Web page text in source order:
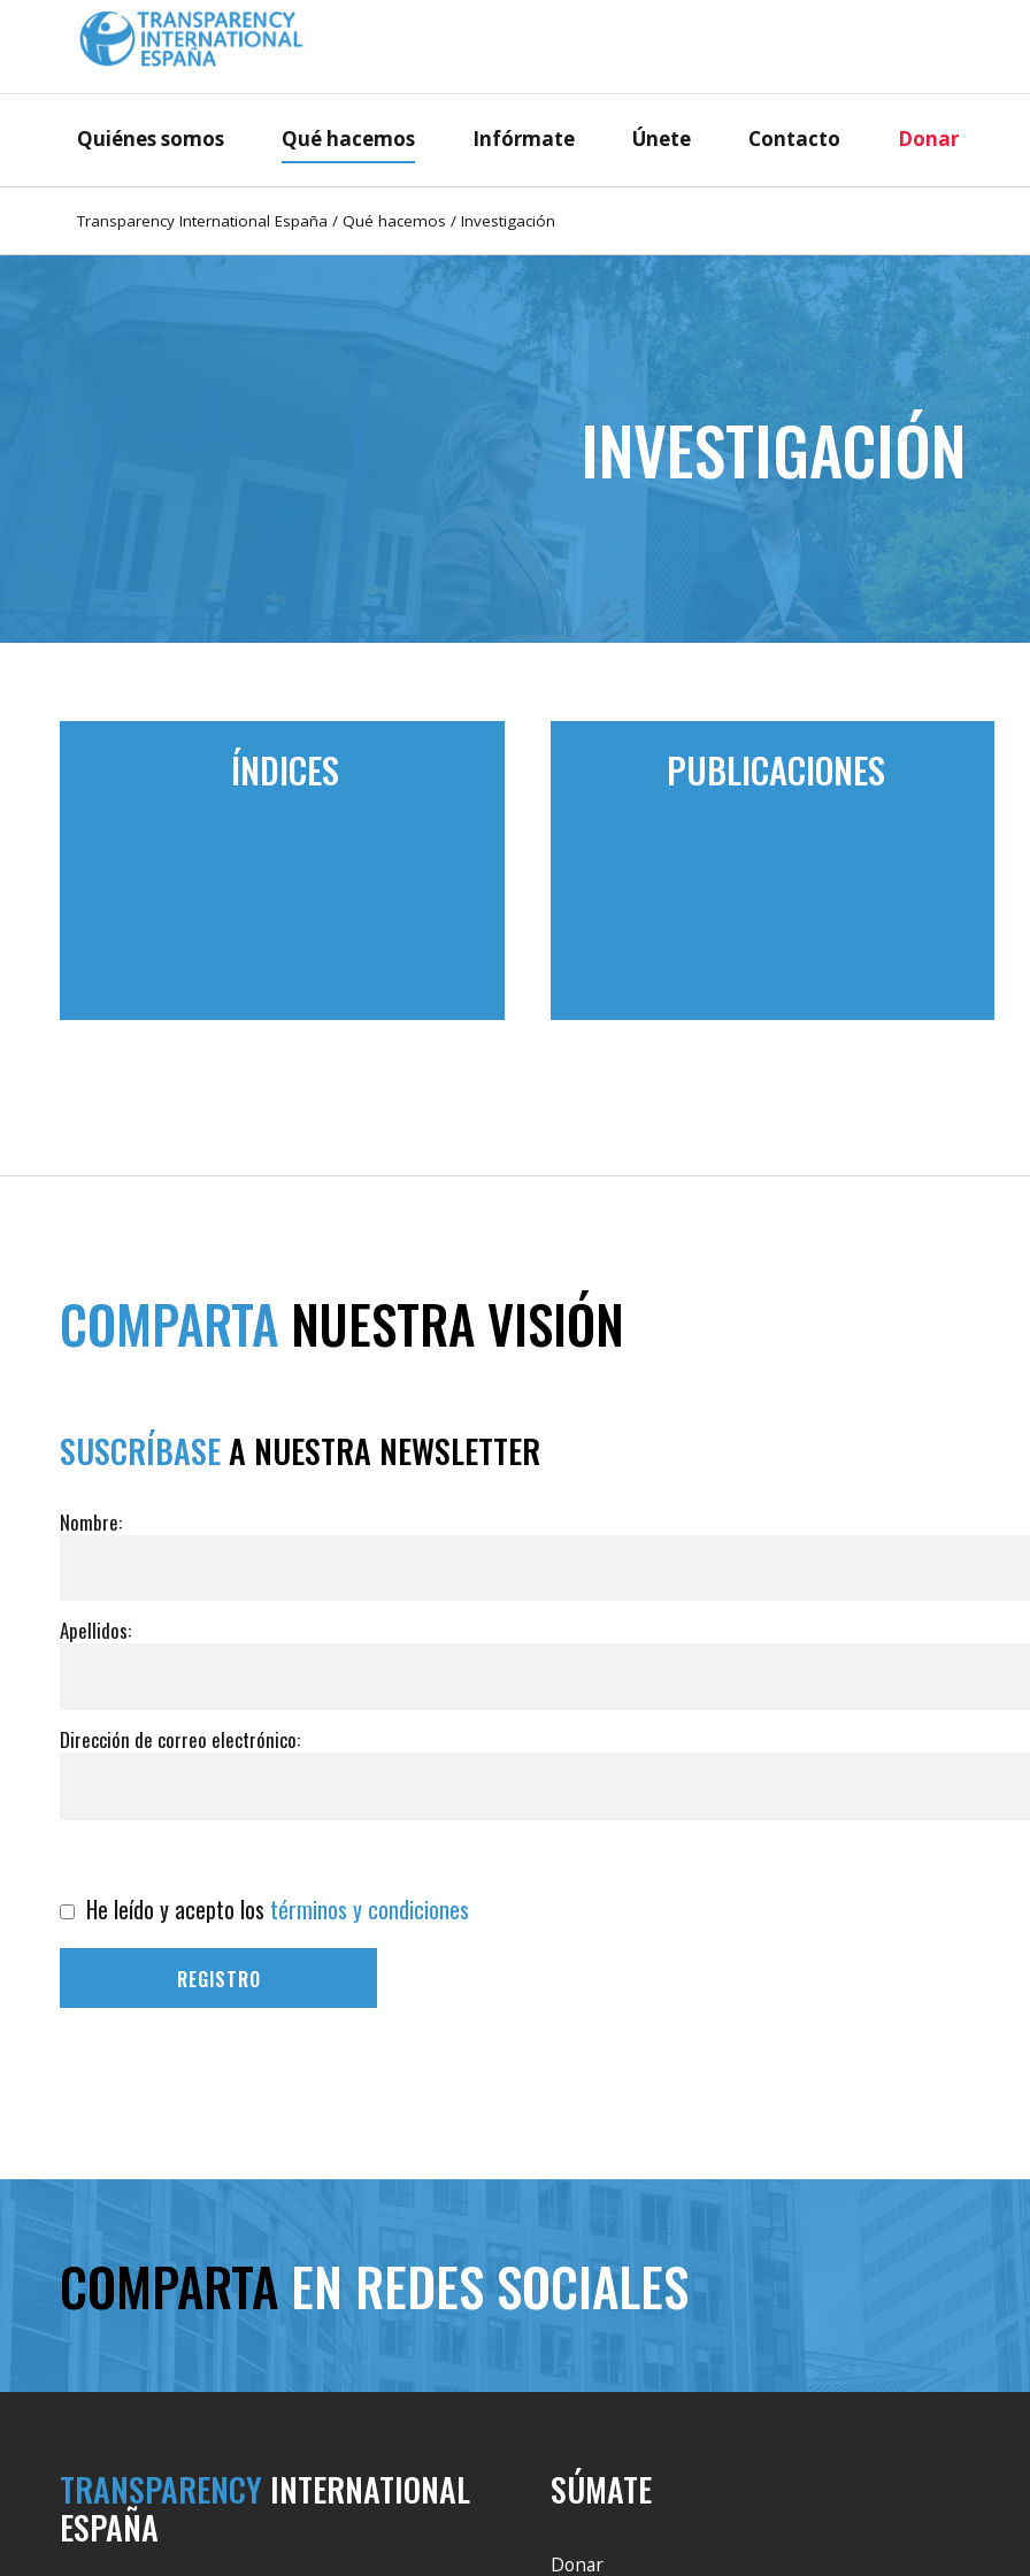
Quiénes somos Qué hacemos Infórmate Únete Contacto Donar
Transparency International España /Qué hacemos /Investigación
INVESTIGACIÓN
ÍNDICES PUBLICACIONES
COMPARTA NUESTRA VISIÓN
SUSCRÍBASEA NUESTRA NEWSLETTER
Nombre:
Apellidos:
Dirección de correo electrónico:
He leído y acepto los términos y condiciones
COMPARTA EN REDES SOCIALES
TRANSPARENCY INTERNATIONAL
ESPAÑA
SÚMATE
Donar